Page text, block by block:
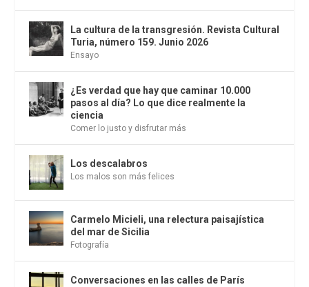
La cultura de la transgresión. Revista Cultural
Turia, número 159. Junio 2026
Ensayo
¿Es verdad que hay que caminar 10.000
pasos al día? Lo que dice realmente la
ciencia
Comer lo justo y disfrutar más
Los descalabros
Los malos son más felices
Carmelo Micieli, una relectura paisajística
del mar de Sicilia
Fotografía
Conversaciones en las calles de París